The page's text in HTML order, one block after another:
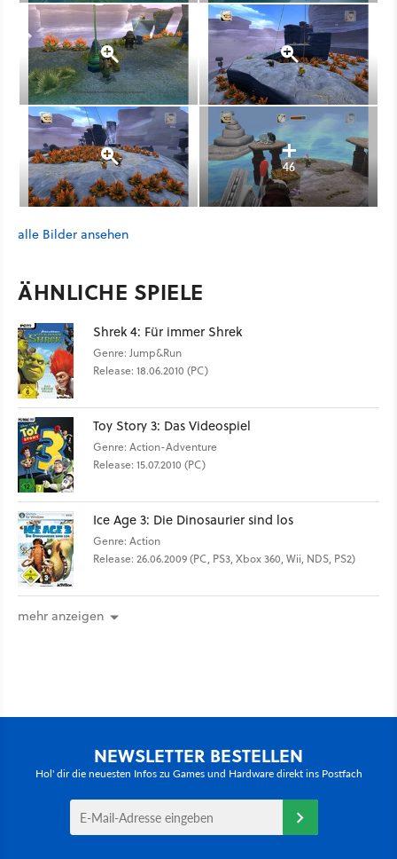
46
alle Bilder ansehen
ÄHNLICHE SPIELE
Shrek 4: Für immer Shrek
Genre: Jump&Run
Release: 18.06.2010 (PC)
Toy Story 3: Das Videospiel
Genre: Action-Adventure
Release: 15.07.2010 (PC)
Ice Age 3: Die Dinosaurier sind los
Genre: Action
Release: 26.06.2009 (PC, PS3, Xbox 360, Wii, NDS, PS2)
mehr anzeigen
NEWSLETTER BESTELLEN
Hol' dir die neuesten Infos zu Games und Hardware direkt ins Postfach